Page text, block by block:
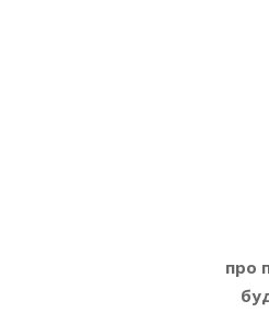
про